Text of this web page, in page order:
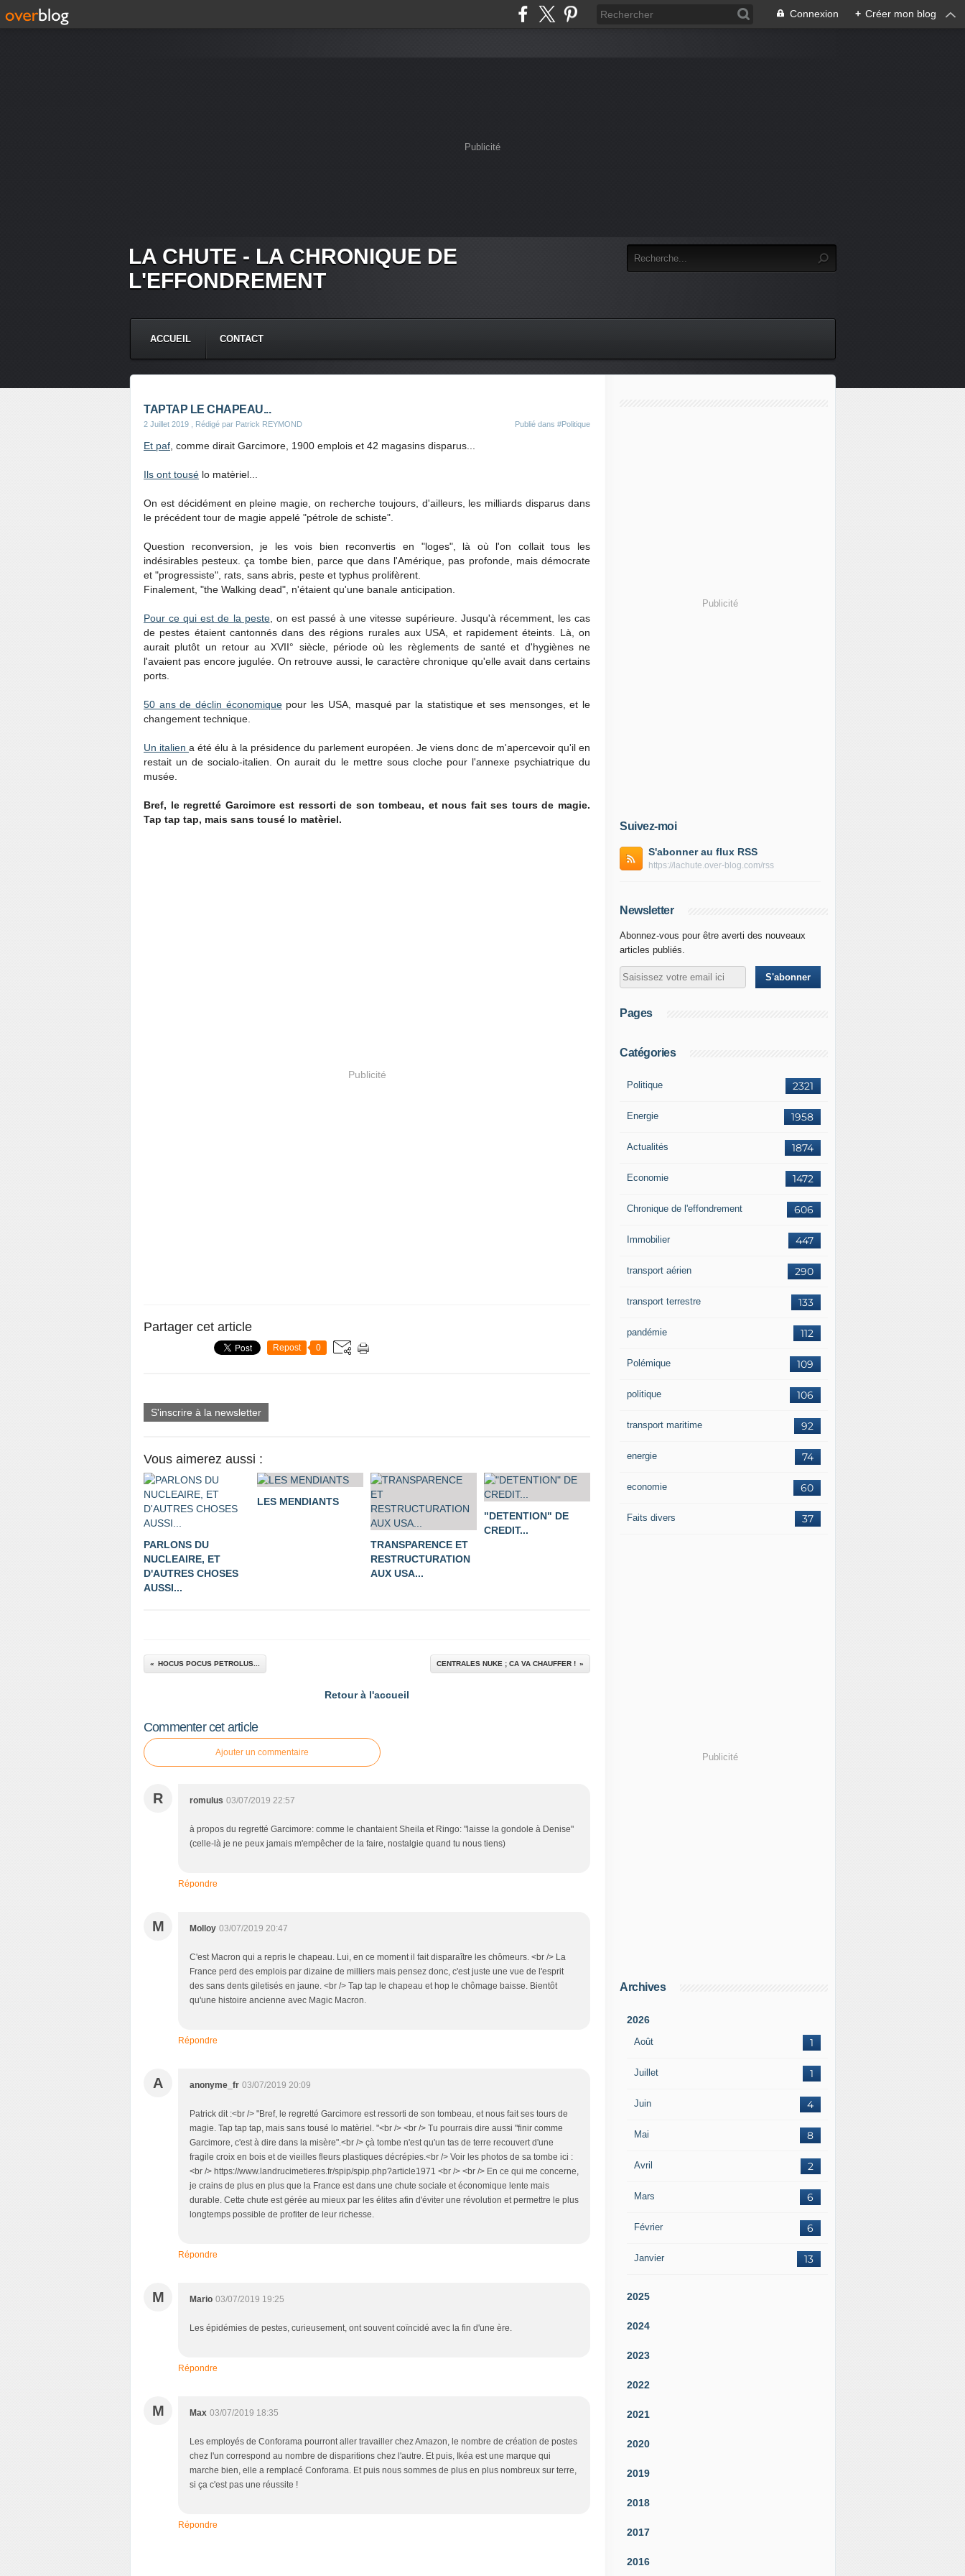
Connexion + Créer mon blog
Publicité
LA CHUTE - LA CHRONIQUE DE
L'EFFONDREMENT
ACCUEIL CONTACT
TAPTAP LE CHAPEAU...
2 Juillet 2019 , Rédigé par Patrick REYMOND Publié dans #Politique
Et paf , comme dirait Garcimore, 1900 emplois et 42 magasins disparus...
Ils ont tousé lo matèriel...
On est décidément en pleine magie, on recherche toujours, d'ailleurs, les milliards disparus dans
le précédent tour de magie appelé "pétrole de schiste".
Question reconversion, je les vois bien reconvertis en "loges", là où l'on collait tous les
indésirables pesteux. ça tombe bien, parce que dans l'Amérique, pas profonde, mais démocrate
et "progressiste", rats, sans abris, peste et typhus prolifèrent.
Finalement, "the Walking dead", n'étaient qu'une banale anticipation.
Pour ce qui est de la peste, on est passé à une vitesse supérieure. Jusqu'à récemment, les cas
de pestes étaient cantonnés dans des régions rurales aux USA, et rapidement éteints. Là, on
aurait plutôt un retour au XVII° siècle, période où les règlements de santé et d'hygiènes ne
l'avaient pas encore jugulée. On retrouve aussi, le caractère chronique qu'elle avait dans certains
ports.
50 ans de déclin économiquepour les USA, masqué par la statistique et ses mensonges, et le
changement technique.
Un italien a été élu à la présidence du parlement européen. Je viens donc de m'apercevoir qu'il en
restait un de socialo-italien. On aurait du le mettre sous cloche pour l'annexe psychiatrique du
musée.
Bref, le regretté Garcimore est ressorti de son tombeau, et nous fait ses tours de magie.
Tap tap tap, mais sans tousé lo matèriel.
Publicité
Partager cet article
Repost 0
S'inscrire à la newsletter
Vous aimerez aussi :
PARLONS DU
NUCLEAIRE, ET
D'AUTRES CHOSES
AUSSI...
LES MENDIANTS
TRANSPARENCE ET
RESTRUCTURATION
AUX USA...
"DETENTION" DE
CREDIT...
HOCUS POCUS PETROLUS... CENTRALES NUKE ; CA VA CHAUFFER !
Retour à l'accueil
Commenter cet article
Ajouter un commentaire
R romulus 03/07/2019 22:57
à propos du regretté Garcimore: comme le chantaient Sheila et Ringo: "laisse la gondole à Denise"
(celle-là je ne peux jamais m'empêcher de la faire, nostalgie quand tu nous tiens)
Répondre
M Molloy 03/07/2019 20:47
C'est Macron qui a repris le chapeau. Lui, en ce moment il fait disparaître les chômeurs. <br /> La
France perd des emplois par dizaine de milliers mais pensez donc, c'est juste une vue de l'esprit
des sans dents giletisés en jaune. <br /> Tap tap le chapeau et hop le chômage baisse. Bientôt
qu'une histoire ancienne avec Magic Macron.
Répondre
A anonyme_fr 03/07/2019 20:09
Patrick dit :<br /> "Bref, le regretté Garcimore est ressorti de son tombeau, et nous fait ses tours de
magie. Tap tap tap, mais sans tousé lo matèriel. "<br /> <br /> Tu pourrais dire aussi "finir comme
Garcimore, c'est à dire dans la misère".<br /> çà tombe n'est qu'un tas de terre recouvert d'une
fragile croix en bois et de vieilles fleurs plastiques décrépies.<br /> Voir les photos de sa tombe ici :
<br /> https://www.landrucimetieres.fr/spip/spip.php?article1971 <br /> <br /> En ce qui me concerne,
je crains de plus en plus que la France est dans une chute sociale et économique lente mais
durable. Cette chute est gérée au mieux par les élites afin d'éviter une révolution et permettre le plus
longtemps possible de profiter de leur richesse.
Répondre
M Mario 03/07/2019 19:25
Les épidémies de pestes, curieusement, ont souvent coïncidé avec la fin d'une ère.
Répondre
M Max 03/07/2019 18:35
Les employés de Conforama pourront aller travailler chez Amazon, le nombre de création de postes
chez l'un correspond au nombre de disparitions chez l'autre. Et puis, Ikéa est une marque qui
marche bien, elle a remplacé Conforama. Et puis nous sommes de plus en plus nombreux sur terre,
si ça c'est pas une réussite !
Répondre
Publicité
Suivez-moi
S'abonner au flux RSS
https://lachute.over-blog.com/rss
Newsletter
Abonnez-vous pour être averti des nouveaux
articles publiés.
Pages
Catégories
2321
Politique
1958
Energie
1874
Actualités
1472
Economie
606
Chronique de l'effondrement
447
Immobilier
290
transport aérien
133
transport terrestre
112
pandémie
109
Polémique
106
politique
92
transport maritime
74
energie
60
economie
37
Faits divers
Publicité
Archives
2026
Août 1
Juillet 1
Juin 4
Mai 8
Avril 2
Mars 6
Février 6
Janvier 13
2025
2024
2023
2022
2021
2020
2019
2018
2017
2016